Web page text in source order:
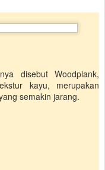
disebut Woodplank,
kayu, merupakan
semakin jarang.